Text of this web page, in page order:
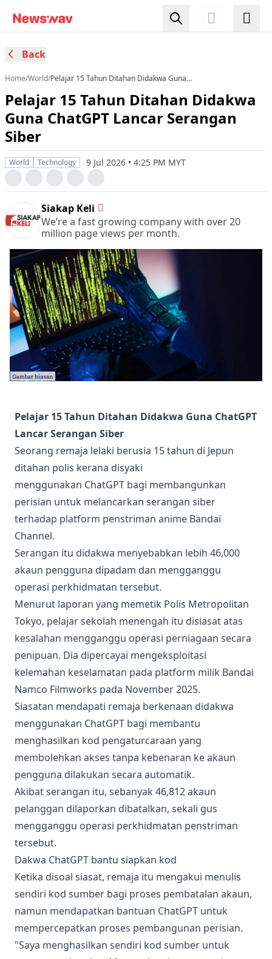
Back
Home/World/Pelajar 15 Tahun Ditahan Didakwa Guna
Pelajar 15 Tahun Ditahan Didakwa
Guna ChatGPT Lancar Serangan
Siber
World Technology 9 Jul 2026 • 4:25 PM MYT
Siakap Keli
We’re a fast growing company with over 20
million page views per month.
Pelajar 15 Tahun Ditahan Didakwa Guna ChatGPT
Lancar Serangan Siber
Seorang remaja lelaki berusia 15 tahun di Jepun
ditahan polis kerana disyaki
menggunakan ChatGPT bagi membangunkan
perisian untuk melancarkan serangan siber
terhadap platform penstriman anime Bandai
Channel.
Serangan itu didakwa menyebabkan lebih 46,000
akaun pengguna dipadam dan mengganggu
operasi perkhidmatan tersebut.
Menurut laporan yang memetik Polis Metropolitan
Tokyo, pelajar sekolah menengah itu disiasat atas
kesalahan mengganggu operasi perniagaan secara
penipuan. Dia dipercayai mengeksploitasi
kelemahan keselamatan pada platform milik Bandai
Namco Filmworks pada November 2025.
Siasatan mendapati remaja berkenaan didakwa
menggunakan ChatGPT bagi membantu
menghasilkan kod pengaturcaraan yang
membolehkan akses tanpa kebenaran ke akaun
pengguna dilakukan secara automatik.
Akibat serangan itu, sebanyak 46,812 akaun
pelanggan dilaporkan dibatalkan, sekali gus
mengganggu operasi perkhidmatan penstriman
tersebut.
Dakwa ChatGPT bantu siapkan kod
Ketika disoal siasat, remaja itu mengakui menulis
sendiri kod sumber bagi proses pembatalan akaun,
namun mendapatkan bantuan ChatGPT untuk
mempercepatkan proses pembangunan perisian.
"Saya menghasilkan sendiri kod sumber untuk